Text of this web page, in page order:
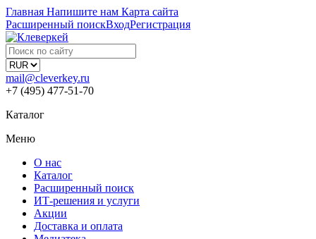
Главная Напишите нам Карта сайта
Расширенный поискВходРегистрация
mail@cleverkey.ru
+7 (495) 477-51-70
Каталог
Меню
О нас
Каталог
Расширенный поиск
ИТ-решения и услуги
Акции
Доставка и оплата